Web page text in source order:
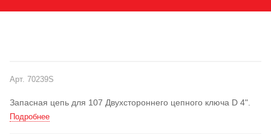
Арт. 70239S
Запасная цепь для 107 Двухстороннего цепного ключа D 4".
Подробнее